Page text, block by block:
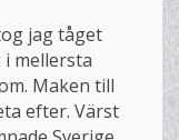
jag tåget
mellersta
Maken till
efter. Värst